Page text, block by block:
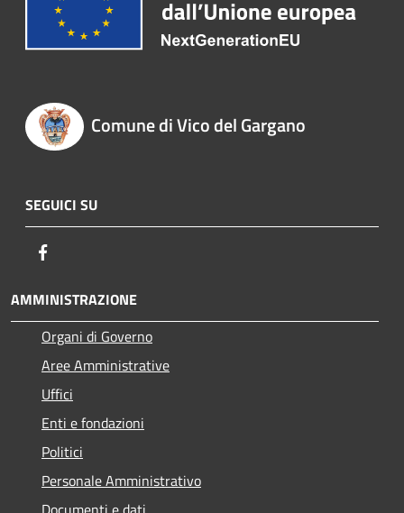
Comune di Vico del Gargano
SEGUICI SU
AMMINISTRAZIONE
Organi di Governo
Aree Amministrative
Uffici
Enti e fondazioni
Politici
Personale Amministrativo